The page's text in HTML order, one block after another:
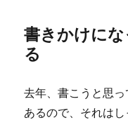
書きかけに
る
去年、書こうと思
あるので、それはし